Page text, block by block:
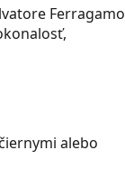
Ferragamo
alebo